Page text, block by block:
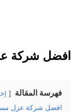
افضل شركة
فهرسة المقالة
افضل شركة عزل